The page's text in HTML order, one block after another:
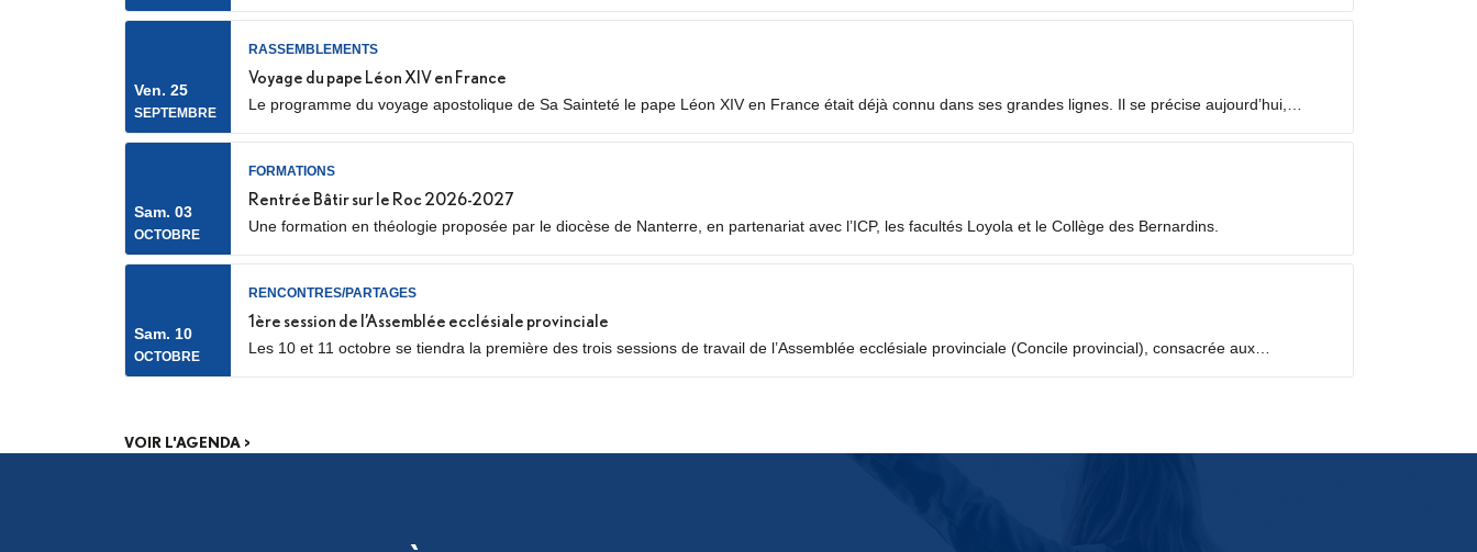
Ven. 25
SEPTEMBRE
RASSEMBLEMENTS
Voyage du pape Léon XIV en France
Le programme du voyage apostolique de Sa Sainteté le pape Léon XIV en France était déjà connu dans ses grandes lignes. Il se précise aujourd’hui,
Sam. 03
OCTOBRE
FORMATIONS
Rentrée Bâtir sur le Roc 2026-2027
Une formation en théologie proposée par le diocèse de Nanterre, en partenariat avec l’ICP, les facultés Loyola et le Collège des Bernardins.
Sam. 10
OCTOBRE
RENCONTRES/PARTAGES
1ère session de l’Assemblée ecclésiale provinciale
Les 10 et 11 octobre se tiendra la première des trois sessions de travail de l’Assemblée ecclésiale provinciale (Concile provincial), consacrée aux
VOIR L'AGENDA >